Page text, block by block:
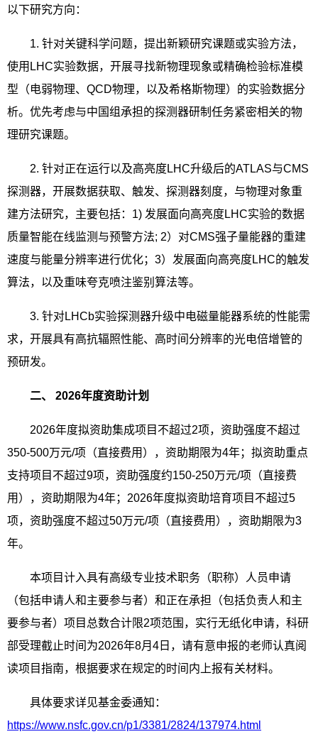
以下研究方向：
1. 针对关键科学问题，提出新颖研究课题或实验方法，
使用 LHC实验数据，开展寻找新物理现象或精确检验标准模
型（电弱物理、 QCD物理，以及希格斯物理）的实验数据分
析。优先考虑与中国组承担的探测器研制任务紧密相关的物
理研究课题。
2. 针对正在运行以及高亮度LHC升级后的ATLAS与CMS
探测器，开展数据获取、触发、探测器刻度，与物理对象重
建方法研究，主要包括： 1) 发展面向高亮度LHC实验的数据
质量智能在线监测与预警方法; 2）对CMS强子量能器的重建
速度与能量分辨率进行优化； 3）发展面向高亮度LHC的触发
算法，以及重味夸克喷注鉴别算法等。
3. 针对LHCb实验探测器升级中电磁量能器系统的性能需
求，开展具有高抗辐照性能、高时间分辨率的光电倍增管的
预研发。
二、 2026年度资助计划
2026年度拟资助集成项目不超过2项，资助强度不超过
350-500万元/项（直接费用），资助期限为4年；拟资助重点
支持项目不超过9项，资助强度约150-250万元/项（直接费
用），资助期限为4年； 2026年度拟资助培育项目不超过5
项，资助强度不超过50万元/项（直接费用），资助期限为3
年。
本项目计入具有高级专业技术职务（职称）人员申请
（包括申请人和主要参与者）和正在承担（包括负责人和主
要参与者）项目总数合计限2项范围，实行无纸化申请，科研
部受理截止时间为2026年8月 4 日，请有意申报的老师认真阅
读项目指南，根据要求在规定的时间内上报有关材料。
具体要求详见基金委通知：
https://www.nsfc.gov.cn/p1/3381/2824/137974.html